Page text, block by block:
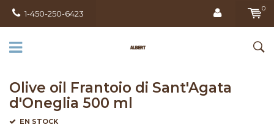
1-450-250-6423
0
Olive oil Frantoio di Sant'Agata
d'Oneglia 500 ml
EN STOCK